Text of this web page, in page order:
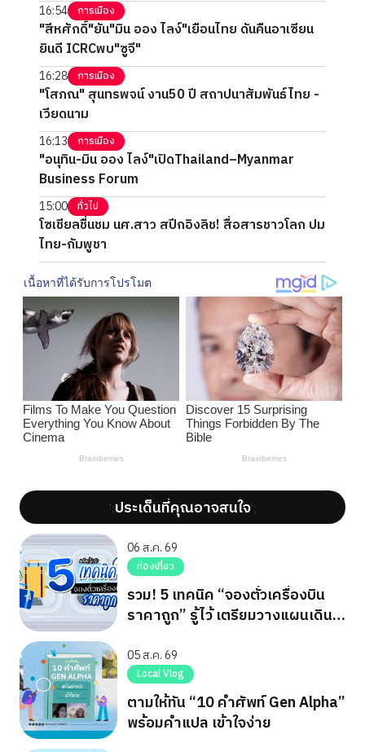
16:54 การเมือง
"สีหศักดิ์"ยัน"มิน ออง ไลง์"เยือนไทย ดันคืนอาเซียน
ยินดี ICRCพบ"ซูจี"
16:28 การเมือง
"โสภณ" สุนทรพจน์ งาน50 ปี สถาปนาสัมพันธ์ไทย -
เวียดนาม
16:13 การเมือง
"อนุทิน-มิน ออง ไลง์"เปิดThailand–Myanmar
Business Forum
15:00 ทั่วไป
โซเชียลชื่นชม นศ.สาว สปีกอิงลิช! สื่อสารชาวโลก ปม
ไทย-กัมพูชา
';ประเด็นที่คุณอาจสนใจ';
06 ส.ค. 69
ท่องเที่ยว
รวม! 5 เทคนิค “จองตั๋วเครื่องบิน
ราคาถูก” รู้ไว้ เตรียมวางแผนเดิน
05 ส.ค. 69
Local Vlog
ตามให้ทัน “10 คำศัพท์ Gen Alpha”
พร้อมคำแปล เข้าใจง่าย